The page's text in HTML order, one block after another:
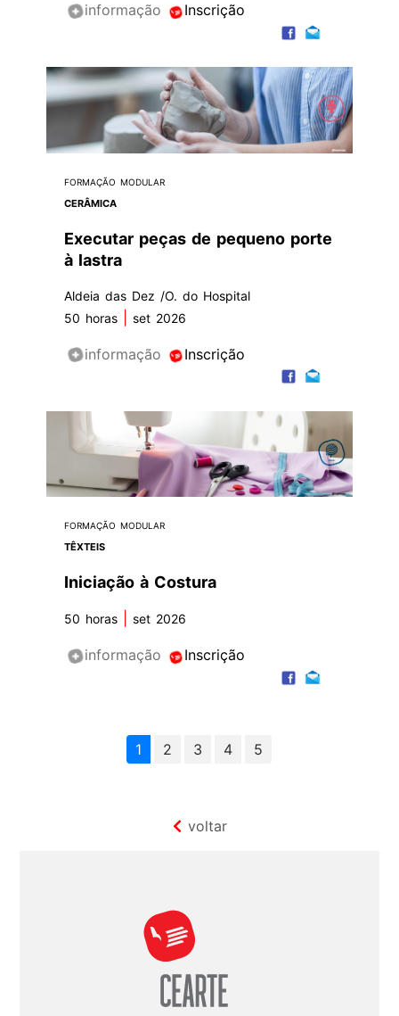
informação Inscrição
FORMAÇÃO MODULAR
CERÂMICA
Executar peças de pequeno porte
à lastra
Aldeia das Dez /O. do Hospital
50 horas
set 2026
informação Inscrição
FORMAÇÃO MODULAR
TÊXTEIS
Iniciação à Costura
50 horas set 2026
informação Inscrição
1 2 3 4 5
voltar